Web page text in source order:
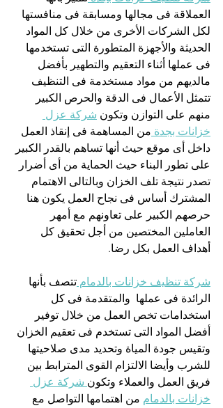
العملاقة فى مجالها ومسابقة فى منافستها
لكل الشركات الأخرى من خلال كل المواد
الحديثة والأجهزة المتطورة التى تستخدمها
فى عملها أثناء التعقيم والتطهير بأفضل
مالديهم من مواد مستخدمة فى التنظيف
تتمثل الأعمال فى الدقة والحرص الكبير
منهم على التوازن وتكون شركة عزل
خزانات بجدة من المساهمة فى إنقاذ العمل
داخل أى موقع حيث أنها تساهم بالقدر الكبير
على تطور البناء حيث الحماية من أى أضرار
تصدر نتيجة تلف الخزان وبالتالى الاهتمام
المشترك أساس فى نجاح العمل يكون هنا
حرصهم الكبير على تعاونهم مع أمهر
العاملين المختصين من أجل تحقيق كل
أهداف العمل بكل رضا.
شركة تنظيف خزانات بالدمام تتصف بأنها
الرائدة فى عملها  والمتقدمة فى كل
استخدامات تخص العمل من خلال توفير
أفضل المواد التى تستخدم فى تعقيم الخزان
وتقيس جودة المياة وتحديد مدى صلاحيتها
للشرب وأيضا الالتزام القوى المترابط بين
فريق العمل والعملاء وتكون شركة عزل
خزانات بالدمام من اهتمامها التواصل مع